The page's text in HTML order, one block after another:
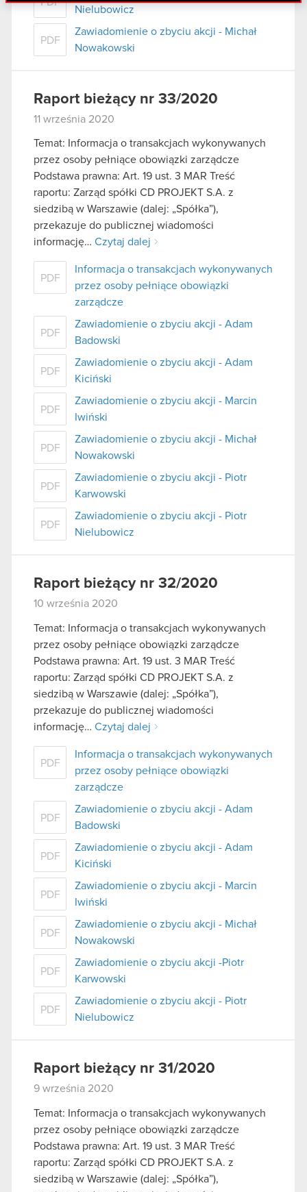
danymi otrzymanymi od Ciebie lub uzyskanymi
podczas korzystania z ich usług. Kontynuując
korzystanie z naszej witryny, zgadasz się na
używanie plików cookie.
Nielubowicz
PDF
Zawiadomienie o zbyciu akcji - Michał
Nowakowski
Raport bieżący nr 33/2020
11 września 2020
Temat: Informacja o transakcjach wykonywanych
przez osoby pełniące obowiązki zarządcze
Podstawa prawna: Art. 19 ust. 3 MAR Treść
raportu: Zarząd spółki CD PROJEKT S.A. z
siedzibą w Warszawie (dalej: „Spółka”),
przekazuje do publicznej wiadomości
informację… Czytaj dalej
PDF
Informacja o transakcjach wykonywanych
przez osoby pełniące obowiązki
zarządcze
PDF
Zawiadomienie o zbyciu akcji - Adam
Badowski
PDF
Zawiadomienie o zbyciu akcji - Adam
Kiciński
PDF
Zawiadomienie o zbyciu akcji - Marcin
Iwiński
PDF
Zawiadomienie o zbyciu akcji - Michał
Nowakowski
PDF
Zawiadomienie o zbyciu akcji - Piotr
Karwowski
PDF
Zawiadomienie o zbyciu akcji - Piotr
Nielubowicz
Raport bieżący nr 32/2020
10 września 2020
Temat: Informacja o transakcjach wykonywanych
przez osoby pełniące obowiązki zarządcze
Podstawa prawna: Art. 19 ust. 3 MAR Treść
raportu: Zarząd spółki CD PROJEKT S.A. z
siedzibą w Warszawie (dalej: „Spółka”),
przekazuje do publicznej wiadomości
informację… Czytaj dalej
PDF
Informacja o transakcjach wykonywanych
przez osoby pełniące obowiązki
zarządcze
PDF
Zawiadomienie o zbyciu akcji - Adam
Badowski
PDF
Zawiadomienie o zbyciu akcji - Adam
Kiciński
PDF
Zawiadomienie o zbyciu akcji - Marcin
Iwiński
PDF
Zawiadomienie o zbyciu akcji - Michał
Nowakowski
PDF
Zawiadomienie o zbyciu akcji -Piotr
Karwowski
PDF
Zawiadomienie o zbyciu akcji - Piotr
Nielubowicz
Raport bieżący nr 31/2020
9 września 2020
Temat: Informacja o transakcjach wykonywanych
przez osoby pełniące obowiązki zarządcze
Podstawa prawna: Art. 19 ust. 3 MAR Treść
raportu: Zarząd spółki CD PROJEKT S.A. z
siedzibą w Warszawie (dalej: „Spółka”),